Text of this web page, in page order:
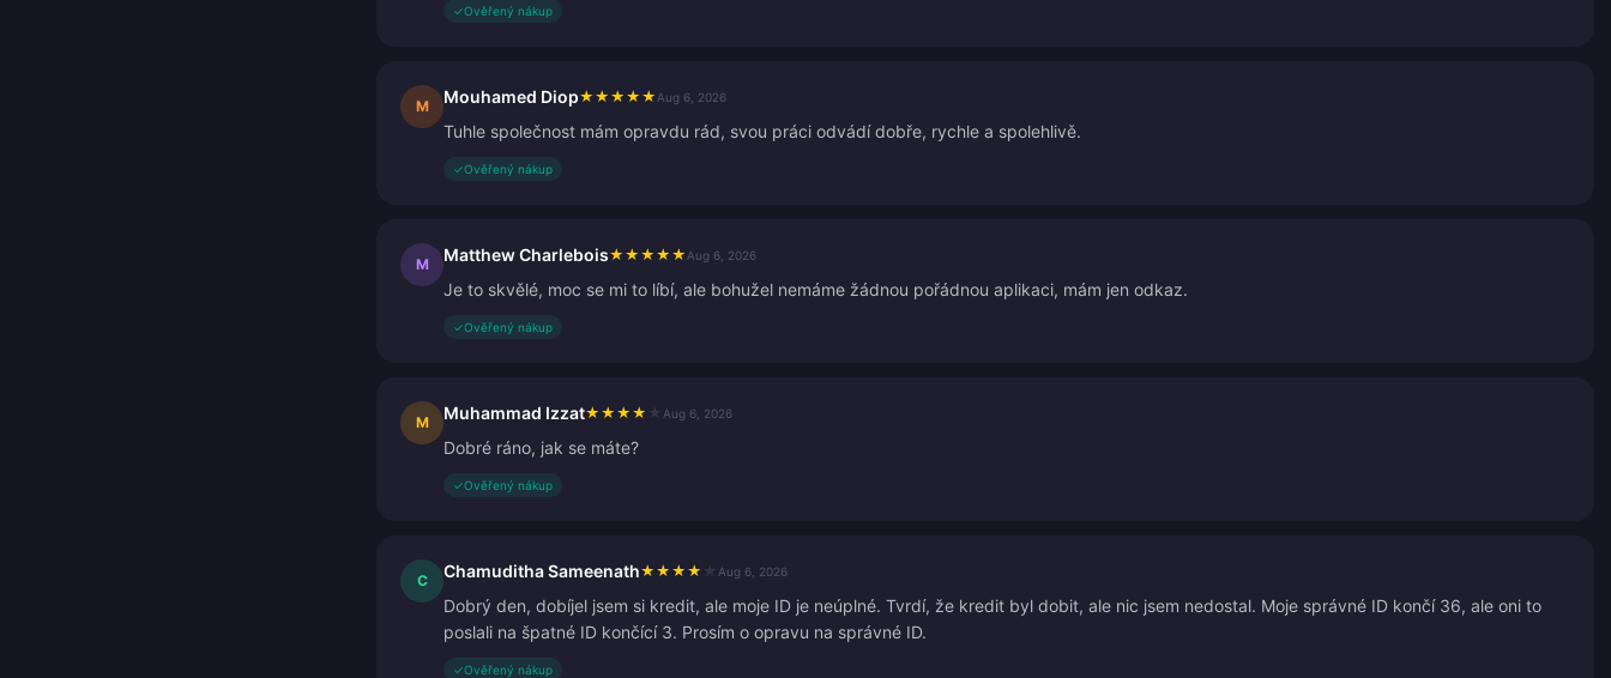
✓Ověřený nákup
M Mouhamed Diop★ ★ ★ ★ ★ Aug 6, 2026
Tuhle společnost mám opravdu rád, svou práci odvádí dobře, rychle a spolehlivě.
✓Ověřený nákup
M Matthew Charlebois★ ★ ★ ★ ★ Aug 6, 2026
Je to skvělé, moc se mi to líbí, ale bohužel nemáme žádnou pořádnou aplikaci, mám jen odkaz.
✓Ověřený nákup
M Muhammad Izzat★ ★ ★ ★ Aug 6, 2026
Dobré ráno, jak se máte?
✓Ověřený nákup
C Chamuditha Sameenath★ ★ ★ ★ Aug 6, 2026
Dobrý den, dobíjel jsem si kredit, ale moje ID je neúplné. Tvrdí, že kredit byl dobit, ale nic jsem nedostal. Moje správné ID končí 36, ale oni to
poslali na špatné ID končící 3. Prosím o opravu na správné ID.
✓Ověřený nákup